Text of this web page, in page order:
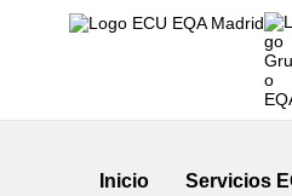
Inicio Servicios